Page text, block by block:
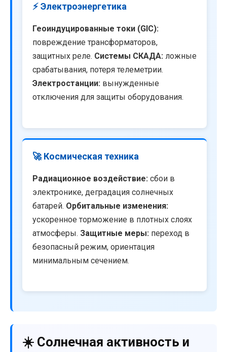
⚡ Электроэнергетика
Геоиндуцированные токи (GIC):
повреждение трансформаторов,
защитных реле. Системы СКАДА: ложные
срабатывания, потеря телеметрии.
Электростанции: вынужденные
отключения для защиты оборудования.
🚀 Космическая техника
Радиационное воздействие: сбои в
электронике, деградация солнечных
батарей. Орбитальные изменения:
ускоренное торможение в плотных слоях
атмосферы. Защитные меры: переход в
безопасный режим, ориентация
минимальным сечением.
☀️ Солнечная активность и